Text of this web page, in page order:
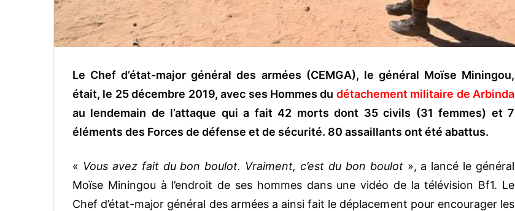
Le Chef d’état-major général des armées (CEMGA), le général Moïse Miningou,
était, le 25 décembre 2019, avec ses Hommes du détachement militaire de Arbinda
au lendemain de l’attaque qui a fait 42 morts dont 35 civils (31 femmes) et 7
éléments des Forces de défense et de sécurité. 80 assaillants ont été abattus.
« Vous avez fait du bon boulot. Vraiment, c’est du bon boulot», a lancé le général
Moïse Miningou à l’endroit de ses hommes dans une vidéo de la télévision Bf1. Le
Chef d’état-major général des armées a ainsi fait le déplacement pour encourager les